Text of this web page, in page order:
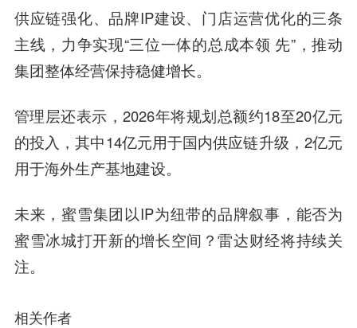
供应链强化、品牌IP建设、门店运营优化的三条
主线，力争实现“三位一体的总成本领 先”，推动
集团整体经营保持稳健增长。
管理层还表示，2026年将规划总额约18至20亿元
的投入，其中14亿元用于国内供应链升级，2亿元
用于海外生产基地建设。
未来，蜜雪集团以IP为纽带的品牌叙事，能否为
蜜雪冰城打开新的增长空间？雷达财经将持续关
注。
相关作者